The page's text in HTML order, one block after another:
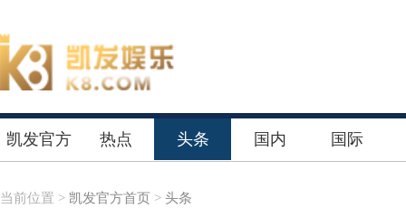
凯发官方 热点 头条 国内 国际
当前位置 > 凯发官方首页 > 头条